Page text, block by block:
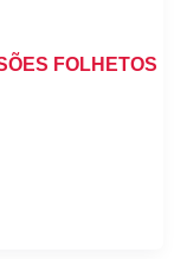
FOLHETOS